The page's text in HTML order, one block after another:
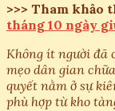
>>> Tham khảo
tháng 10 ngày
Không ít người đã
mẹo dân gian
quyết nằm ở sự
phù hợp từ kho